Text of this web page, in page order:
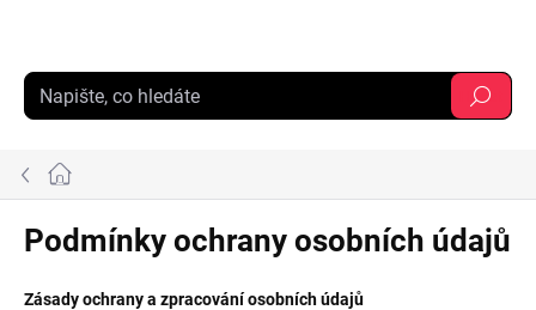
Hledat
Domů
Podmínky ochrany osobních údajů
Zásady ochrany a zpracování osobních údajů